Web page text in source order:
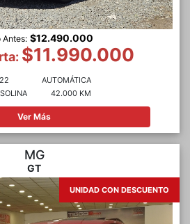
Antes: $12.490.000
$11.990.000
AUTOMÁTICA
42.000 KM
Ver Más
MG
GT
UNIDAD CON DESCUENTO